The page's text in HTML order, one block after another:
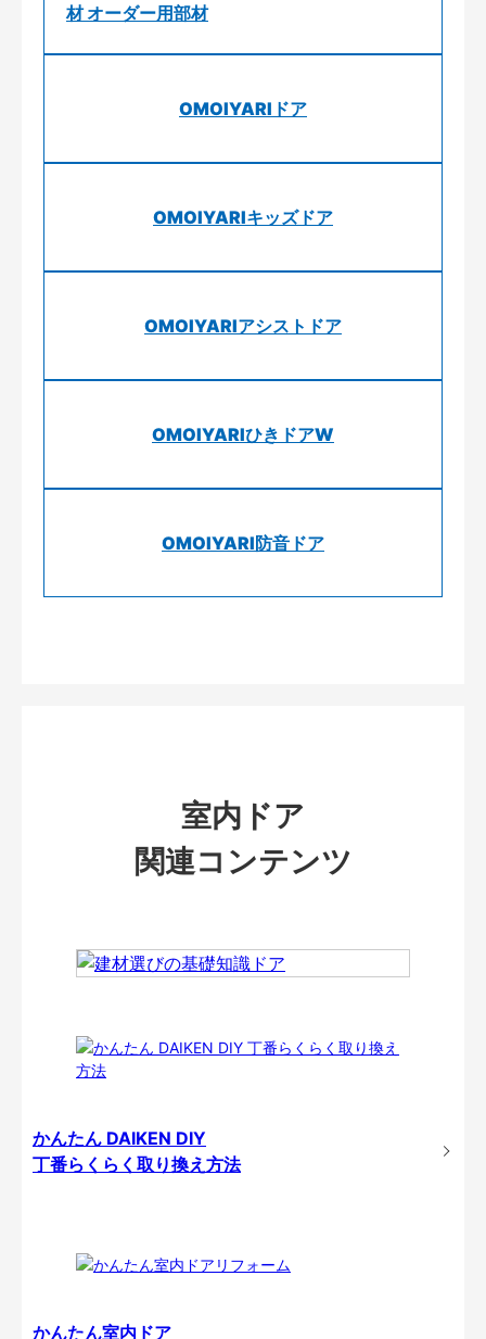
材 オーダー用部材
OMOIYARIドア
OMOIYARIキッズドア
OMOIYARIアシストドア
OMOIYARIひきドアW
OMOIYARI防音ドア
室内ドア
関連コンテンツ
かんたん DAIKEN DIY
丁番らくらく取り換え方法
かんたん室内ドア